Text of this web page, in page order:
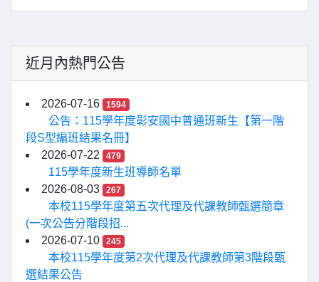
近月內熱門公告
2026-07-16 1594
公告：115學年度彰安國中普通班新生【第一階
段S型編班結果名冊】
2026-07-22
479
115學年度新生班導師名單
2026-08-03
267
本校115學年度第五次代理及代課教師甄選簡章
(一次公告分階段招...
2026-07-10
245
本校115學年度第2次代理及代課教師第3階段甄
選結果公告